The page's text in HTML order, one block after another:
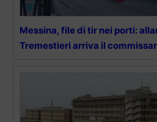
Messina, file di tir nei porti:
Tremestieri arriva il